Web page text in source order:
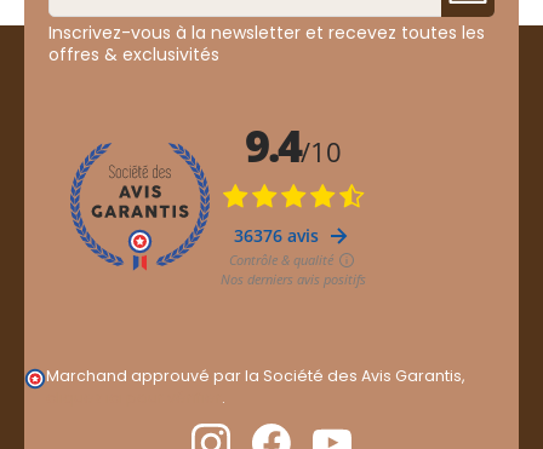
Inscrivez-vous à la newsletter et recevez toutes les
offres & exclusivités
Marchand approuvé par la Société des Avis Garantis,
.